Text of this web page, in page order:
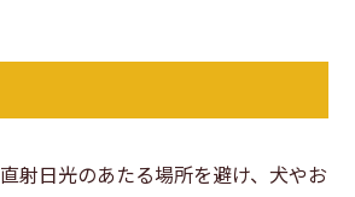
射日光のあたる場所を避け、犬やお